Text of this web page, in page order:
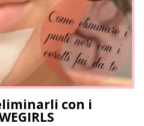
con i